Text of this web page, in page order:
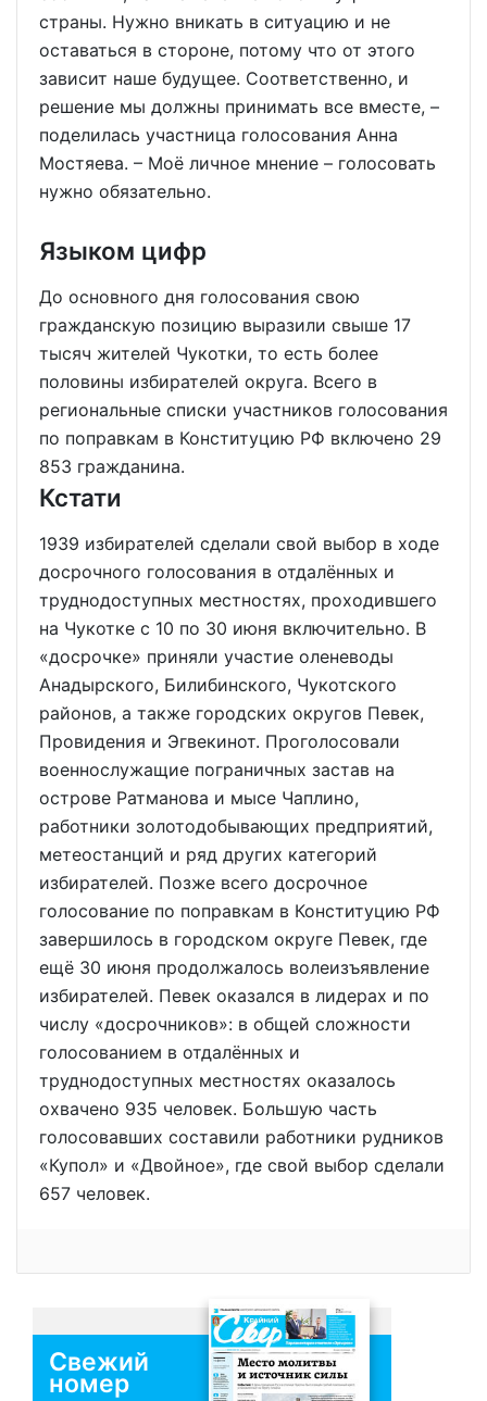
страны. Нужно вникать в ситуацию и не
оставаться в стороне, потому что от этого
зависит наше будущее. Соответственно, и
решение мы должны принимать все вместе, –
поделилась участница голосования Анна
Мостяева. – Моё личное мнение – голосовать
нужно обязательно.
Языком цифр
До основного дня голосования свою
гражданскую позицию выразили свыше 17
тысяч жителей Чукотки, то есть более
половины избирателей округа. Всего в
региональные списки участников голосования
по поправкам в Конституцию РФ включено 29
853 гражданина.
Кстати
1939 избирателей сделали свой выбор в ходе
досрочного голосования в отдалённых и
труднодоступных местностях, проходившего
на Чукотке с 10 по 30 июня включительно. В
«досрочке» приняли участие оленеводы
Анадырского, Билибинского, Чукотского
районов, а также городских округов Певек,
Провидения и Эгвекинот. Проголосовали
военнослужащие пограничных застав на
острове Ратманова и мысе Чаплино,
работники золотодобывающих предприятий,
метеостанций и ряд других категорий
избирателей. Позже всего досрочное
голосование по поправкам в Конституцию РФ
завершилось в городском округе Певек, где
ещё 30 июня продолжалось волеизъявление
избирателей. Певек оказался в лидерах и по
числу «досрочников»: в общей сложности
голосованием в отдалённых и
труднодоступных местностях оказалось
охвачено 935 человек. Большую часть
голосовавших составили работники рудников
«Купол» и «Двойное», где свой выбор сделали
657 человек.
Свежий
номер